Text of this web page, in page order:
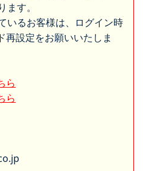
す。
いるお客様は、ログイン時
再設定をお願いいたしま
ら
ら